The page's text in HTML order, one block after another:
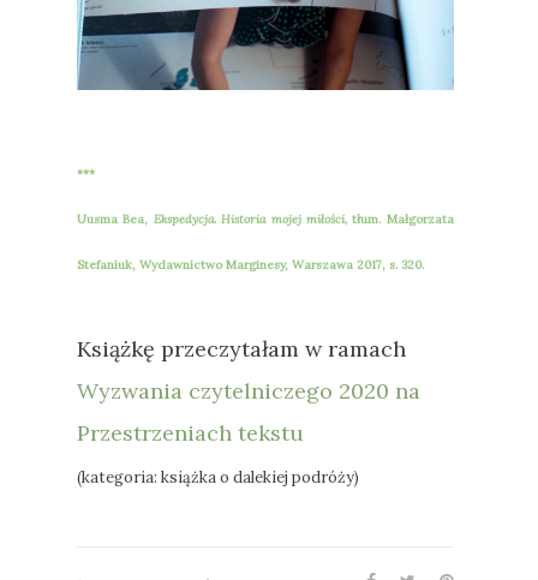
***
Uusma Bea, Ekspedycja. Historia mojej miłości,tłum. Małgorzata
Stefaniuk, Wydawnictwo Marginesy, Warszawa 2017, s. 320.
Książkę przeczytałam w ramach
Wyzwania czytelniczego 2020 na
Przestrzeniach tekstu
(kategoria: książka o dalekiej podróży)